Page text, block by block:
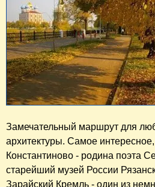
Замечательный маршрут для
архитектуры. Самое
Константиново - родина поэта
старейший музей России
Зарайский Кремль - один из